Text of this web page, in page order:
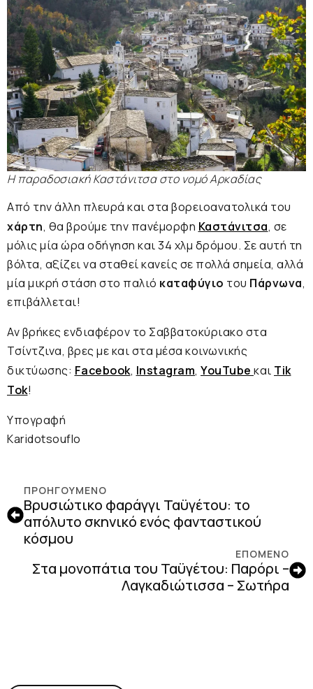
Η παραδοσιακή Καστάνιτσα στο νομό Αρκαδίας
Από την άλλη πλευρά και στα βορειοανατολικά του
χάρτη, θα βρούμε την πανέμορφη Καστάνιτσα, σε
μόλις μία ώρα οδήγηση και 34 χλμ δρόμου. Σε αυτή τη
βόλτα, αξίζει να σταθεί κανείς σε πολλά σημεία, αλλά
μία μικρή στάση στο παλιό καταφύγιο του Πάρνωνα,
επιβάλλεται!
Αν βρήκες ενδιαφέρον το Σαββατοκύριακο στα
Τσίντζινα, βρες με και στα μέσα κοινωνικής
δικτύωσης: Facebook, Instagram, YouTube και Tik
Tok!
Υπογραφή
Karidotsouflo
ΠΡΟΗΓΟΎΜΕΝΟ
Βρυσιώτικο φαράγγι Ταϋγέτου: το
απόλυτο σκηνικό ενός φανταστικού
κόσμου
ΕΠΟΜΕΝΟ
Στα μονοπάτια του Ταϋγέτου: Παρόρι –
Λαγκαδιώτισσα – Σωτήρα